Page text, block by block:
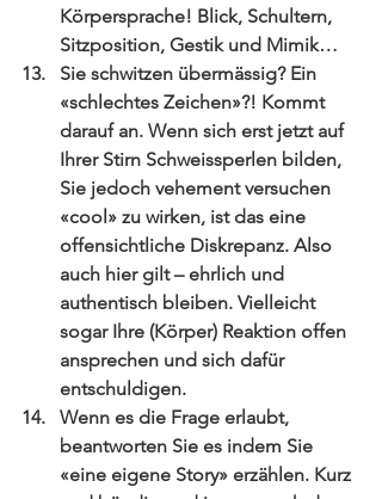
Körpersprache! Blick, Schultern,
Sitzposition, Gestik und Mimik…
Sie schwitzen übermässig? Ein
«schlechtes Zeichen»?! Kommt
darauf an. Wenn sich erst jetzt auf
Ihrer Stirn Schweissperlen bilden,
Sie jedoch vehement versuchen
«cool» zu wirken, ist das eine
offensichtliche Diskrepanz. Also
auch hier gilt – ehrlich und
authentisch bleiben. Vielleicht
sogar Ihre (Körper) Reaktion offen
ansprechen und sich dafür
entschuldigen.
Wenn es die Frage erlaubt,
beantworten Sie es indem Sie
«eine eigene Story» erzählen. Kurz